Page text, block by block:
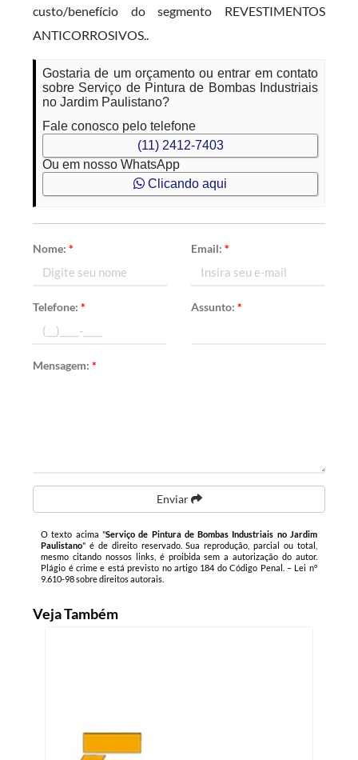
custo/benefício do segmento REVESTIMENTOS
ANTICORROSIVOS..
Gostaria de um orçamento ou entrar em contato
sobre Serviço de Pintura de Bombas Industriais
no Jardim Paulistano?
Fale conosco pelo telefone
(11) 2412-7403
Ou em nosso WhatsApp
Clicando aqui
Nome:* Email: *
Telefone:* Assunto: *
Mensagem:*
Enviar
O texto acima "Serviço de Pintura de Bombas Industriais no Jardim
Paulistano" é de direito reservado. Sua reprodução, parcial ou total,
mesmo citando nossos links, é proibida sem a autorização do autor.
Plágio é crime e está previsto no artigo 184 do Código Penal. – Lei n°
9.610-98 sobre direitos autorais
Veja Também